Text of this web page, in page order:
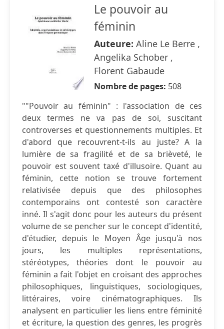
Le pouvoir au
féminin
Auteure: Aline Le Berre ,
Angelika Schober ,
Florent Gabaude
Nombre de pages: 508
""Pouvoir au féminin" : l'association de ces
deux termes ne va pas de soi, suscitant
controverses et questionnements multiples. Et
d'abord que recouvrent-t-ils au juste? A la
lumière de sa fragilité et de sa brièveté, le
pouvoir est souvent taxé d'illusoire. Quant au
féminin, cette notion se trouve fortement
relativisée depuis que des philosophes
contemporains ont contesté son caractère
inné. Il s'agit donc pour les auteurs du présent
volume de se pencher sur le concept d'identité,
d'étudier, depuis le Moyen Âge jusqu'à nos
jours, les multiples représentations,
stéréotypes, théories dont le pouvoir au
féminin a fait l'objet en croisant des approches
philosophiques, linguistiques, sociologiques,
littéraires, voire cinématographiques. Ils
analysent en particulier les liens entre féminité
et écriture, la question des genres, les progrès